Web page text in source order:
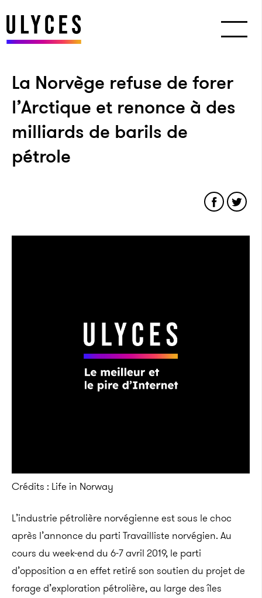
La Norvège refuse de forer
l’Arctique et renonce à des
milliards de barils de
pétrole
Crédits : Life in Norway
L’industrie pétrolière norvégienne est sous le choc
après l’annonce du parti Travailliste norvégien. Au
cours du week-end du 6-7 avril 2019, le parti
d’opposition a en effet retiré son soutien du projet de
forage d’exploration pétrolière, au large des îles